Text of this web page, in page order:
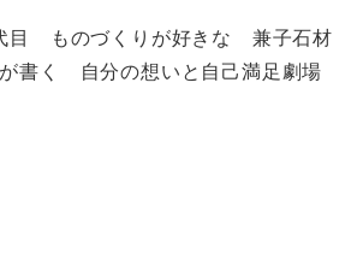
目 ものづくりが好きな 兼子石材
書く 自分の想いと自己満足劇場